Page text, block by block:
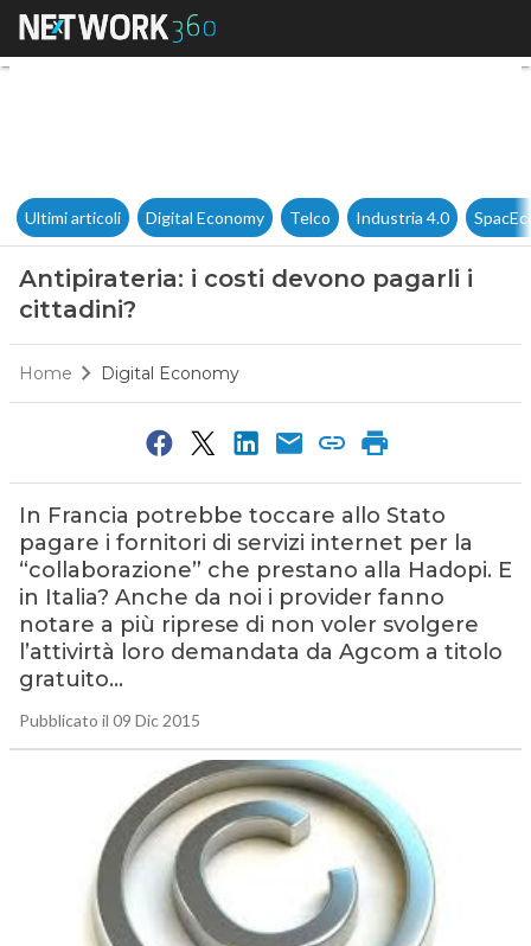
Antipirateria: i costi devono
Ultimi articoli Digital Economy Telco Industria 4.0
Antipirateria: i costi devono pagarli i
cittadini?
Home Digital Economy
In Francia potrebbe toccare allo Stato
pagare i fornitori di servizi internet per la
“collaborazione” che prestano alla Hadopi. E
in Italia? Anche da noi i provider fanno
notare a più riprese di non voler svolgere
l’attivirtà loro demandata da Agcom a titolo
gratuito…
Pubblicato il 09 Dic 2015